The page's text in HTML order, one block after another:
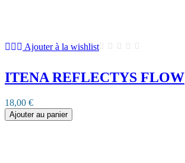
Ajouter à la wishlist
ITENA REFLECTYS FLOW
18,00 €
Ajouter au panier